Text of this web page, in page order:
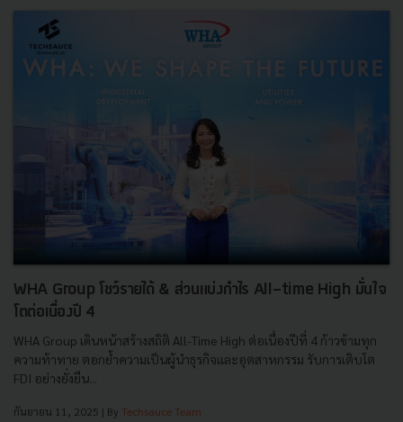
WHA Group โชว์รายได้ & ส่วนแบ่งกำไร All-time High มั่นใจ
โตต่อเนื่องปี 4
WHA Group เดินหน้าสร้างสถิติ All-Time High ต่อเนื่องปีที่ 4 ก้าวข้ามทุก
ความท้าทาย ตอกย้ำความเป็นผู้นำธุรกิจและอุตสาหกรรม รับการเติบโต
FDI อย่างยั่งยืน...
กันยายน 11, 2025 | By Techsauce Team